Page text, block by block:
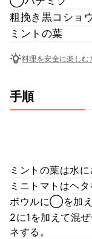
粗挽き黒コショ
ミントの葉
料理を安全に楽しむ
手順
ミントの葉は水に
ミニトマトはヘ
ボウルに◯を加え
2に1を加えて混
ネする。